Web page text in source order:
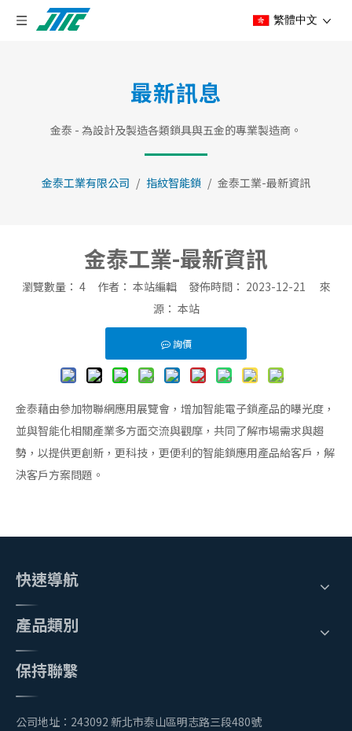
繁體中文
最新訊息
金泰 - 為設計及製造各類鎖具與五金的專業製造商。
金泰工業有限公司 / 指紋智能鎖 / 金泰工業-最新資訊
金泰工業-最新資訊
瀏覽數量： 4作者： 本站編輯 發佈時間： 2023-12-21 來
源： 本站
詢價
金泰藉由參加物聯網應用展覽會，增加智能電子鎖產品的曝光度，
並與智能化相關產業多方面交流與觀摩，共同了解市場需求與趨
勢，以提供更創新，更科技，更便利的智能鎖應用產品給客戶，解
決客戶方案問題。
快速導航
產品類別
保持聯繫
公司地址：243092 新北市泰山區明志路三段480號